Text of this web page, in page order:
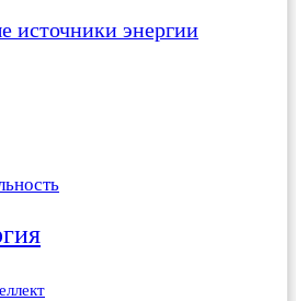
источники энергии